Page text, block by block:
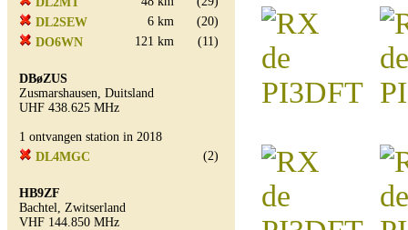
DL2SEW
6 km
(20)
DO6WN
121 km (11)
DBøZUS
Zusmarshausen, Duitsland
UHF 438.625 MHz
1 ontvangen station in 2018
DL4MGC
(2)
HB9ZF
Bachtel, Zwitserland
VHF 144.850 MHz